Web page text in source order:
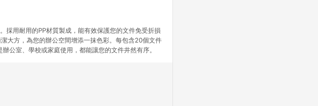
用耐用的PP材質製成，能有效保護您的文件免受折損
大方，為您的辦公空間增添一抹色彩。每包含20個文件
公室、學校或家庭使用，都能讓您的文件井然有序。